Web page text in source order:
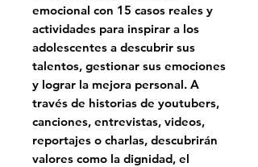
emocional con 15 casos reales y
actividades para inspirar a los
adolescentes a descubrir sus
talentos, gestionar sus emociones
y lograr la mejora personal. A
través de historias de youtubers,
canciones, entrevistas, videos,
reportajes o charlas, descubrirán
valores como la dignidad, el